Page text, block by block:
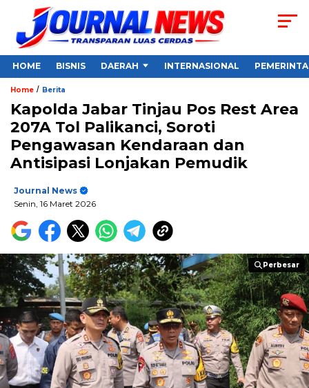
HOME BISNIS DAERAH INTERNASIONAL
Home / Berita
Kapolda Jabar Tinjau Pos Rest Area
207A Tol Palikanci, Soroti
Pengawasan Kendaraan dan
Antisipasi Lonjakan Pemudik
Journal News
Senin, 16 Maret 2026
Perbesar
Perbesar